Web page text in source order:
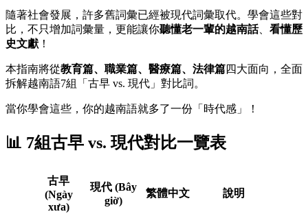
隨著社會發展，許多舊詞彙已經被現代詞彙取代。學會這些對
比，不只增加詞彙量，更能讓你聽懂老一輩的越南話、 看懂歷
史文獻 ！
本指南將從教育篇、職業篇、醫療篇、法律篇四大面向，全面
拆解越南語7組「古早 vs. 現代」對比詞。
當你學會這些，你的越南語就多了一份「時代感」！
📊 7組古早 vs. 現代對比一覽表
古早
(Ngày
xưa)
現代 (Bây
giờ)
繁體中文 說明